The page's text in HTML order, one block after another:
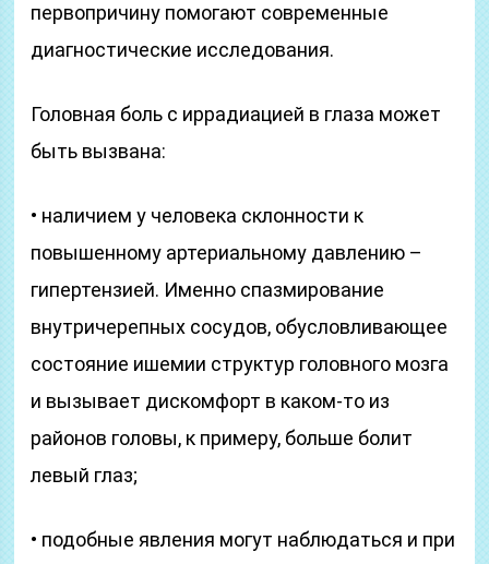
первопричину помогают современные
диагностические исследования.
Головная боль с иррадиацией в глаза может
быть вызвана:
• наличием у человека склонности к
повышенному артериальному давлению –
гипертензией. Именно спазмирование
внутричерепных сосудов, обусловливающее
состояние ишемии структур головного мозга
и вызывает дискомфорт в каком-то из
районов головы, к примеру, больше болит
левый глаз;
• подобные явления могут наблюдаться и при